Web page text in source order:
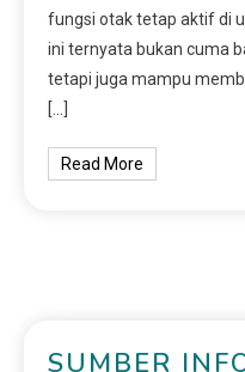
fungsi otak tetap aktif di
ini ternyata bukan cuma
tetapi juga mampu
[…]
Read More
SUMBER